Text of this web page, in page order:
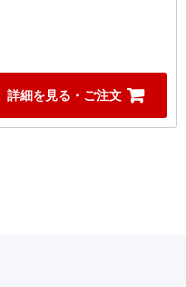
詳細を見る・ご注文